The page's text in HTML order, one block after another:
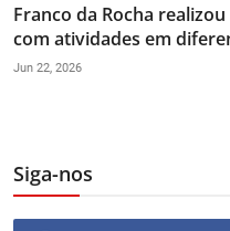
Franco da Rocha
com atividades em
Jun 22, 2026
Siga-nos